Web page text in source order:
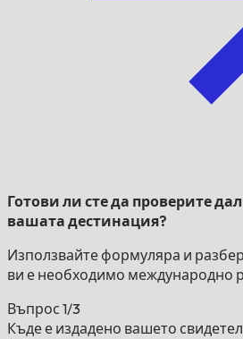
Готови ли сте да проверите
вашата дестинация?
Използвайте формуляра и
ви е необходимо международно
Въпрос 1/3
Къде е издадено вашето